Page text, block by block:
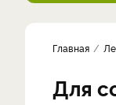
Главная
Для